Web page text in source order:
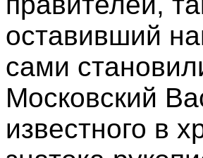
оставивший
сами
Московский
известного в